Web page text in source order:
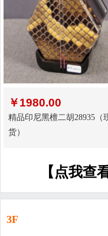
￥1980.00
精品印尼黑檀二胡28935（
货）
【点我查
3F